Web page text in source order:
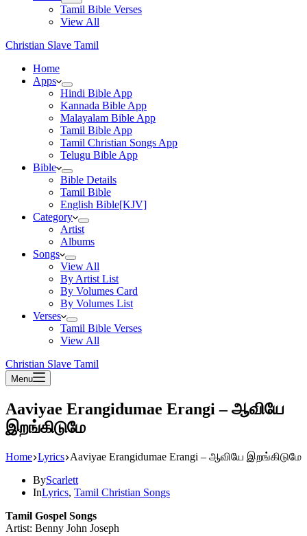
Tamil Bible Verses
View All
Christian Slave Tamil
Home
Apps
Hindi Bible App
Kannada Bible App
Malayalam Bible App
Tamil Bible App
Tamil Christian Songs App
Telugu Bible App
Bible
Bible Details
Tamil Bible
English Bible[KJV]
Category
Artist
Albums
Songs
View All
By Artist List
By Volumes Card
By Volumes List
Verses
Tamil Bible Verses
View All
Christian Slave Tamil
Menu
Aaviyae Erangidumae Erangi – ஆவியே
இறங்கிடுமே
Home Lyrics Aaviyae Erangidumae Erangi – ஆவியே இறங்கிடுமே
ByScarlett
InLyrics, Tamil Christian Songs
Tamil Gospel Songs
Artist: Benny John Joseph